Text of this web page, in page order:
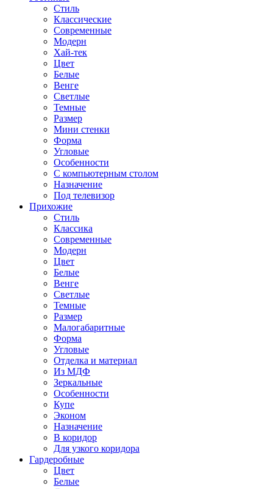
Стиль
Классические
Современные
Модерн
Хай-тек
Цвет
Белые
Венге
Светлые
Темные
Размер
Мини стенки
Форма
Угловые
Особенности
С компьютерным столом
Назначение
Под телевизор
Прихожие
Стиль
Классика
Современные
Модерн
Цвет
Белые
Венге
Светлые
Темные
Размер
Малогабаритные
Форма
Угловые
Отделка и материал
Из МДФ
Зеркальные
Особенности
Купе
Эконом
Назначение
В коридор
Для узкого коридора
Гардеробные
Цвет
Белые